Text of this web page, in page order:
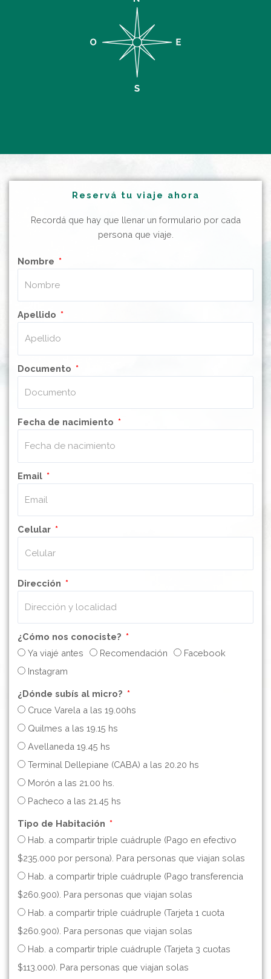
Reservá tu viaje ahora
Recordá que hay que llenar un formulario por cada
persona que viaje.
Nombre
Apellido
Documento
Fecha de nacimiento
Email
Celular
Dirección
¿Cómo nos conociste?
Ya viajé antes
Recomendación
Facebook
Instagram
¿Dónde subís al micro?
Cruce Varela a las 19.00hs
Quilmes a las 19.15 hs
Avellaneda 19.45 hs
Terminal Dellepiane (CABA) a las 20.20 hs
Morón a las 21.00 hs.
Pacheco a las 21.45 hs
Tipo de Habitación
Hab. a compartir triple cuádruple (Pago en efectivo
$235.000 por persona). Para personas que viajan solas
Hab. a compartir triple cuádruple (Pago transferencia
$260.900). Para personas que viajan solas
Hab. a compartir triple cuádruple (Tarjeta 1 cuota
$260.900). Para personas que viajan solas
Hab. a compartir triple cuádruple (Tarjeta 3 cuotas
$113.000). Para personas que viajan solas